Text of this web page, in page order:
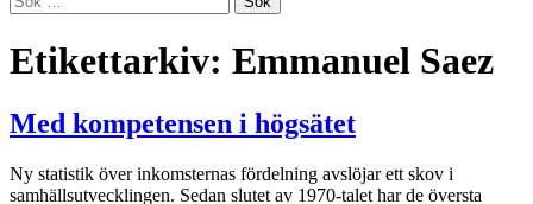
efter:
Etikettarkiv: Emmanuel Saez
Med kompetensen i högsätet
Ny statistik över inkomsternas fördelning avslöjar ett skov i
samhällsutvecklingen. Sedan slutet av 1970-talet har de översta